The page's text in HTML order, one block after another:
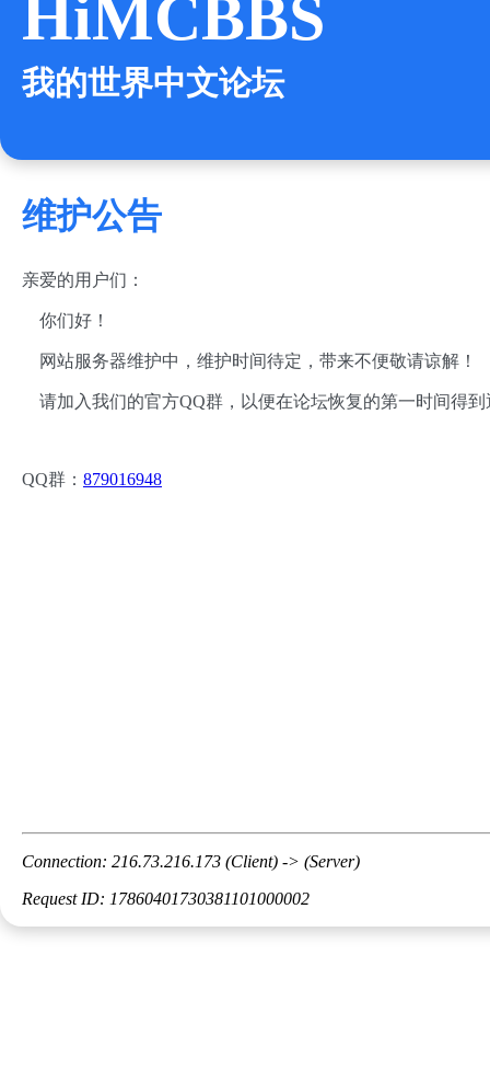
HiMCBBS
我的世界中文论坛
维护公告
亲爱的用户们：
你们好！
网站服务器维护中，维护时间待定，带来不便敬请谅解！
请加入我们的官方QQ群，以便在论坛恢复的第一时间得到
QQ群： 879016948
Connection: 216.73.216.173 (Client) -> (Server)
Request ID: 17860401730381101000002